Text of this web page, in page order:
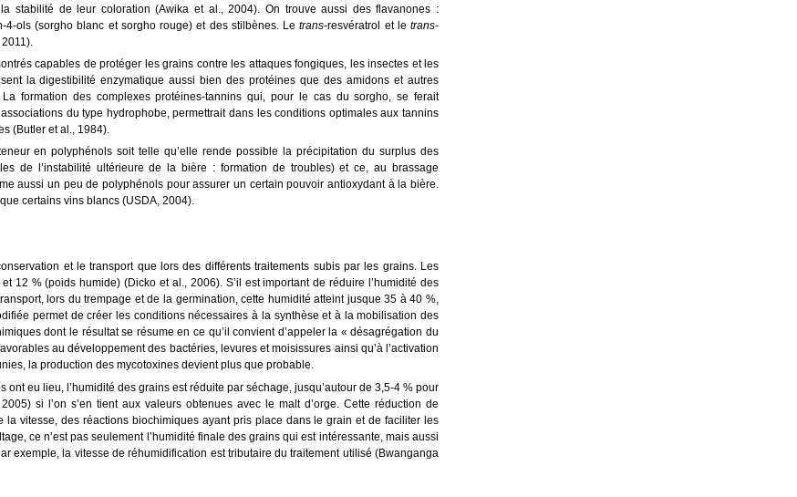
stabilité de leur coloration (Awika et al., 2004). On trouve aussi des flavanones :
ols (sorgho blanc et sorgho rouge) et des stilbènes. Letrans-resvératrol et le trans-
capables de protéger les grains contre les attaques fongiques, les insectes et les
la digestibilité enzymatique aussi bien des protéines que des amidons et autres
formation des complexes protéines-tannins qui, pour le cas du sorgho, se ferait
du type hydrophobe, permettrait dans les conditions optimales aux tannins
(Butler et al., 1984).
en polyphénols soit telle qu’elle rende possible la précipitation du surplus des
de l’instabilité ultérieure de la bière : formation de troubles) et ce, au brassage
aussi un peu de polyphénols pour assurer un certain pouvoir antioxydant à la bière.
certains vins blancs (USDA, 2004).
et le transport que lors des différents traitements subis par les grains. Les
12 % (poids humide) (Dicko et al., 2006). S’il est important de réduire l’humidité des
lors du trempage et de la germination, cette humidité atteint jusque 35 à 40 %,
permet de créer les conditions nécessaires à la synthèse et à la mobilisation des
dont le résultat se résume en ce qu’il convient d’appeler la « désagrégation du
au développement des bactéries, levures et moisissures ainsi qu’à l’activation
la production des mycotoxines devient plus que probable.
eu lieu, l’humidité des grains est réduite par séchage, jusqu’autour de 3,5-4 % pour
si l’on s’en tient aux valeurs obtenues avec le malt d’orge. Cette réduction de
la vitesse, des réactions biochimiques ayant pris place dans le grain et de faciliter les
ce n’est pas seulement l’humidité finale des grains qui est intéressante, mais aussi
exemple, la vitesse de réhumidification est tributaire du traitement utilisé (Bwanganga